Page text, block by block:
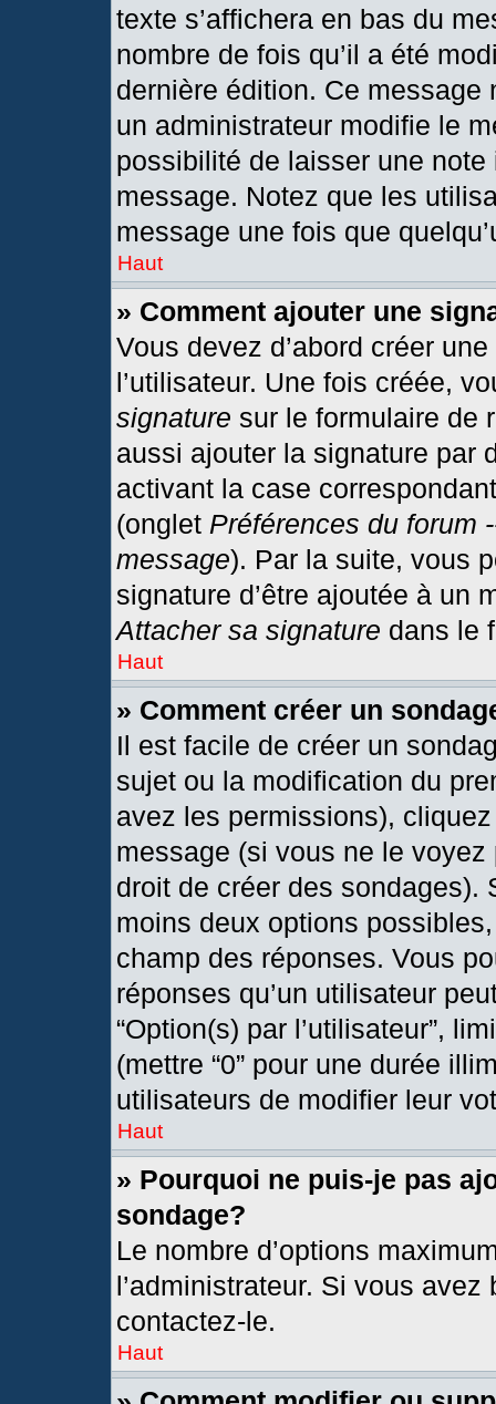
texte s’affichera en bas du
nombre de fois qu’il a été
dernière édition. Ce message
un administrateur modifie le
possibilité de laisser une
message. Notez que les
message une fois que
Haut
» Comment ajouter une
Vous devez d’abord créer
l’utilisateur. Une fois créée,
signature sur le formulaire de
aussi ajouter la signature par
activant la case
(onglet Préférences du forum
message). Par la suite, vous
signature d’être ajoutée à un
Attacher sa signature dans le
Haut
» Comment créer un
Il est facile de créer un
sujet ou la modification du
avez les permissions),
message (si vous ne le
droit de créer des sondages).
moins deux options
champ des réponses. Vous
réponses qu’un utilisateur
“Option(s) par l’utilisateur”,
(mettre “0” pour une durée
utilisateurs de modifier leur
Haut
» Pourquoi ne puis-je pas
sondage?
Le nombre d’options
l’administrateur. Si vous
contactez-le.
Haut